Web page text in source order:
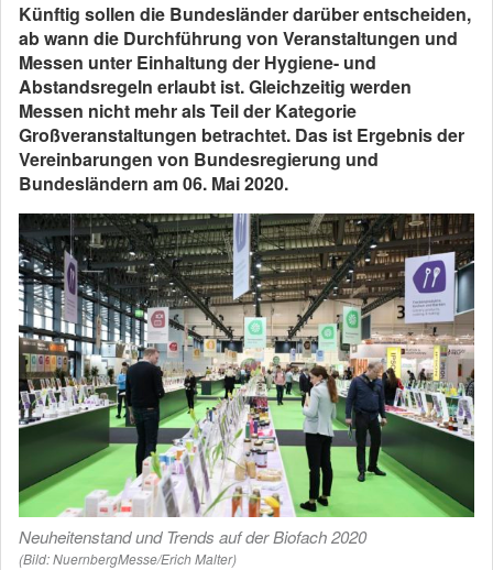
Künftig sollen die Bundesländer darüber entscheiden,
ab wann die Durchführung von Veranstaltungen und
Messen unter Einhaltung der Hygiene- und
Abstandsregeln erlaubt ist. Gleichzeitig werden
Messen nicht mehr als Teil der Kategorie
Großveranstaltungen betrachtet. Das ist Ergebnis der
Vereinbarungen von Bundesregierung und
Bundesländern am 06. Mai 2020.
Neuheitenstand und Trends auf der Biofach 2020
(Bild: NuernbergMesse/Erich Malter)